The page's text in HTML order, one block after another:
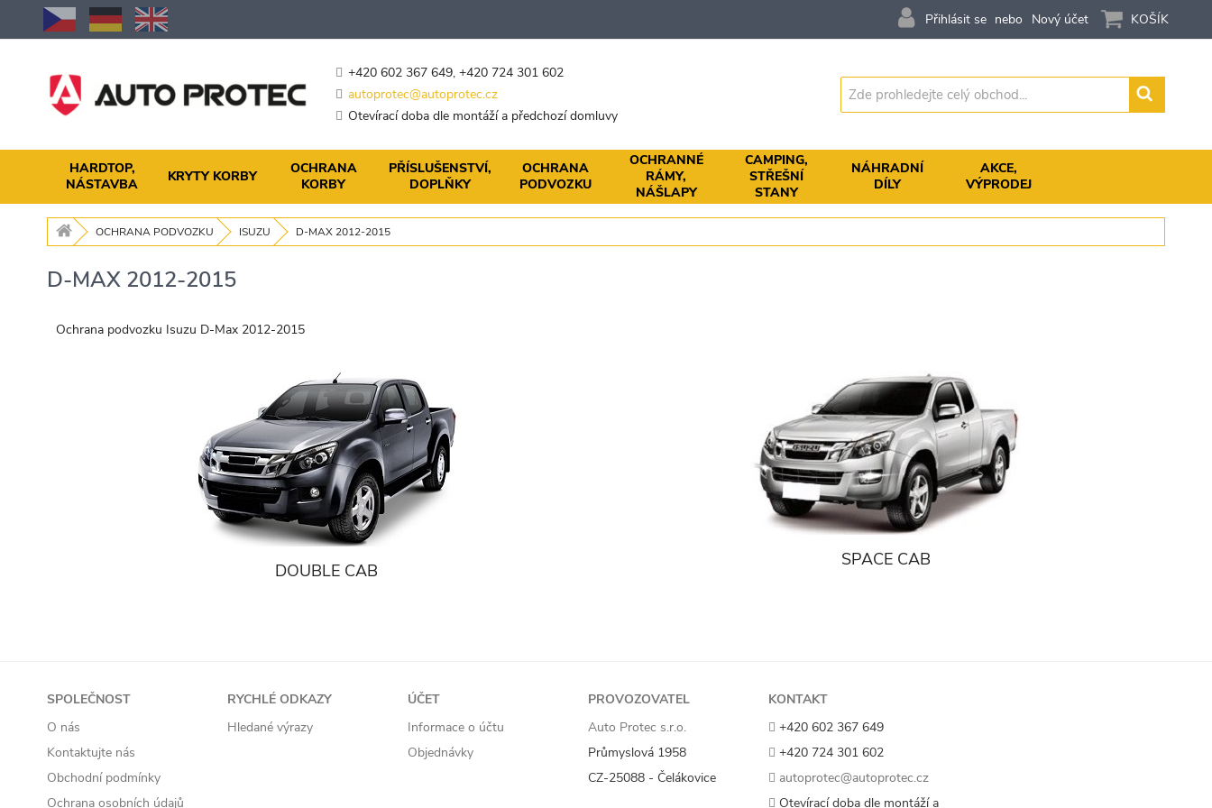
Přejít
na
obsah
KOŠÍK
Přihlásit se Nový účet
+420 602 367 649, +420 724 301 602
autoprotec@autoprotec.cz
Otevírací doba dle montáží a předchozí domluvy
Vyhledávání
HARDTOP,
NÁSTAVBA
KRYTY KORBY
OCHRANA
KORBY
PŘÍSLUŠENSTVÍ,
DOPLŇKY
OCHRANA
PODVOZKU
OCHRANNÉ
RÁMY,
NÁŠLAPY
CAMPING,
STŘEŠNÍ
STANY
NÁHRADNÍ
DÍLY
AKCE,
VÝPRODEJ
OCHRANA PODVOZKU ISUZU D-MAX 2012-2015
D-MAX 2012-2015
Ochrana podvozku Isuzu D-Max 2012-2015
DOUBLE CAB
SPACE CAB
SPOLEČNOST
O nás
Kontaktujte nás
Obchodní podmínky
Ochrana osobních údajů
RYCHLÉ ODKAZY
Hledané výrazy
ÚČET
Informace o účtu
Objednávky
PROVOZOVATEL
Auto Protec s.r.o.
Průmyslová 1958
CZ-25088 - Čelákovice
KONTAKT
+420 602 367 649
+420 724 301 602
autoprotec@autoprotec.cz
Otevírací doba dle montáží a